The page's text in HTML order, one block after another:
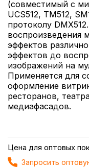
(совместимый c
UCS512, TM512,
протоколу
воспроизведения
эффектов
эффектов до
изображений на
Применяется для
оформление
ресторанов,
медиафасадов.
Цена для оптовых
Запросить